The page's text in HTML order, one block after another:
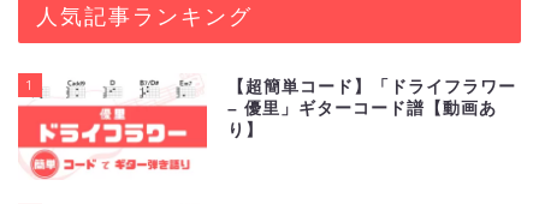
人気記事ランキング
1
【超簡単コード】「ドライフラワー
– 優里」ギターコード譜【動画あ
り】